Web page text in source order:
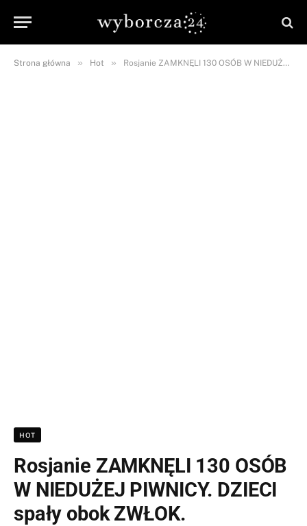
Strona główna » Hot » Rosjanie ZAMKNĘLI 130 OSÓB W NIEDUŻEJ PIWNICY. DZIECI spały obok ZWŁOK.
HOT
Rosjanie ZAMKNĘLI 130 OSÓB
W NIEDUŻEJ PIWNICY. DZIECI
spały obok ZWŁOK.